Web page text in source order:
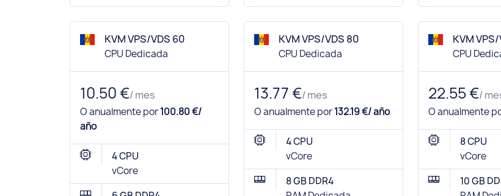
KVM VPS/VDS 60
CPU Dedicada
10.50 €/ mes
O anualmente por100.80 €/
año
4 CPU
vCore
KVM VPS/VDS 80
CPU Dedicada
13.77 €/ mes
O anualmente por132.19 €/ año
4 CPU
vCore
8 GB DDR4
KVM
CPU
22.55 €/
O anualmente
8 CPU
vCore
10 GB